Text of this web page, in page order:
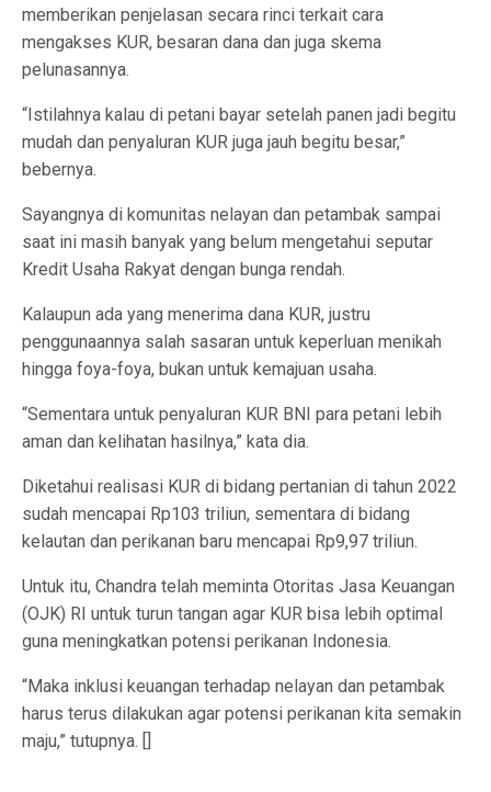
memberikan penjelasan secara rinci terkait cara
mengakses KUR, besaran dana dan juga skema
pelunasannya.
“Istilahnya kalau di petani bayar setelah panen jadi begitu
mudah dan penyaluran KUR juga jauh begitu besar,”
bebernya.
Sayangnya di komunitas nelayan dan petambak sampai
saat ini masih banyak yang belum mengetahui seputar
Kredit Usaha Rakyat dengan bunga rendah.
Kalaupun ada yang menerima dana KUR, justru
penggunaannya salah sasaran untuk keperluan menikah
hingga foya-foya, bukan untuk kemajuan usaha.
“Sementara untuk penyaluran KUR BNI para petani lebih
aman dan kelihatan hasilnya,” kata dia.
Diketahui realisasi KUR di bidang pertanian di tahun 2022
sudah mencapai Rp103 triliun, sementara di bidang
kelautan dan perikanan baru mencapai Rp9,97 triliun.
Untuk itu, Chandra telah meminta Otoritas Jasa Keuangan
(OJK) RI untuk turun tangan agar KUR bisa lebih optimal
guna meningkatkan potensi perikanan Indonesia.
“Maka inklusi keuangan terhadap nelayan dan petambak
harus terus dilakukan agar potensi perikanan kita semakin
maju,” tutupnya. []